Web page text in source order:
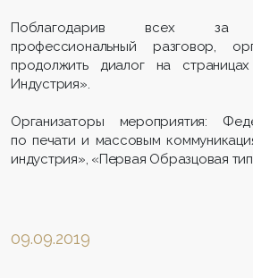
Поблагодарив всех за
профессиональный разговор,
продолжить диалог на
Индустрия».
Организаторы мероприятия:
по печати и массовым
индустрия», «Первая Образцовая
09.09.2019